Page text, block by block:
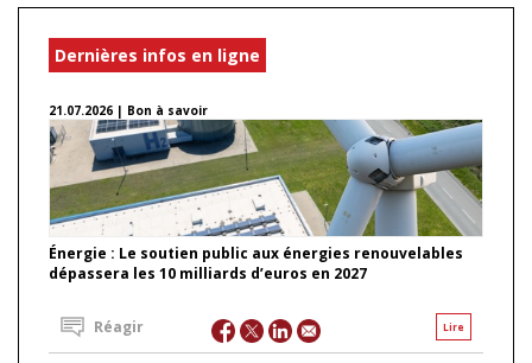
Dernières infos en ligne
21.07.2026 | Bon à savoir
Énergie : Le soutien public aux énergies renouvelables
dépassera les 10 milliards d’euros en 2027
Lire
Réagir